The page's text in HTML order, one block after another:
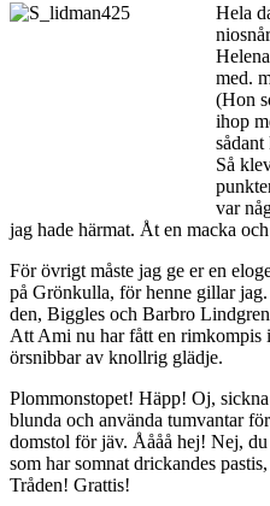
Hela
med.
(Hon
ihop
Så
var
jag hade härmat. Åt en macka
För övrigt måste jag ge er en
på Grönkulla, för henne gillar
den, Biggles och Barbro
Att Ami nu har fått en rimkompis
örsnibbar av knollrig glädje.
Plommonstopet! Häpp! Oj, sickna
blunda och använda tumvantar
domstol för jäv. Åååå hej! Nej,
som har somnat drickandes
Tråden! Grattis!